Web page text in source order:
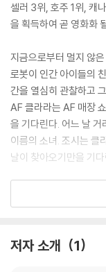
셀러 3위, 호주 1위, 캐
을 획득하여 곧 영화화
지금으로부터 멀지 않
로봇이 인간 아이들의
간을 열심히 관찰하고
AF 클라라는 AF 매장
을 기다린다. 어느 날
이름의 소녀. 조시는 클
날이 찾아오기만을 기
가즈오 이시구로는 한
대표작 『남아 있는 나날
(他者)를 주인공으로 설
저자 소개 1